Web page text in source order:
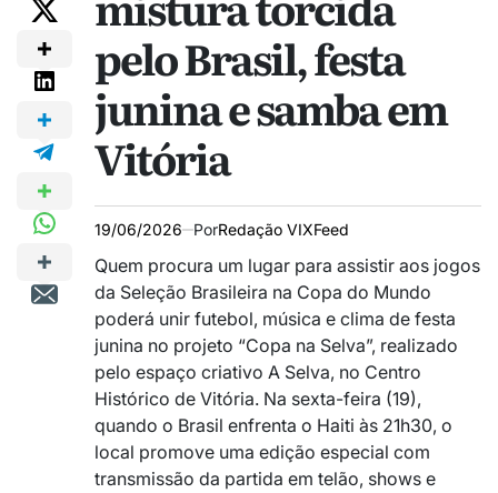
pelo Brasil, festa
junina e samba em
Vitória
19/06/2026 PorRedação VIXFeed
Quem procura um lugar para assistir aos jogos
da Seleção Brasileira na Copa do Mundo
poderá unir futebol, música e clima de festa
junina no projeto “Copa na Selva”, realizado
pelo espaço criativo A Selva, no Centro
Histórico de Vitória. Na sexta-feira (19),
quando o Brasil enfrenta o Haiti às 21h30, o
local promove uma edição especial com
transmissão da partida em telão, shows e